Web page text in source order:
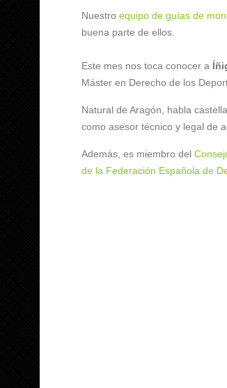
Nuestro equipo de guías de
buena parte de ellos.
Este mes nos toca conocer a
Máster en Derecho de los
Natural de Aragón, habla
como asesor técnico y legal de
Además, es miembro del
de la Federación Española de